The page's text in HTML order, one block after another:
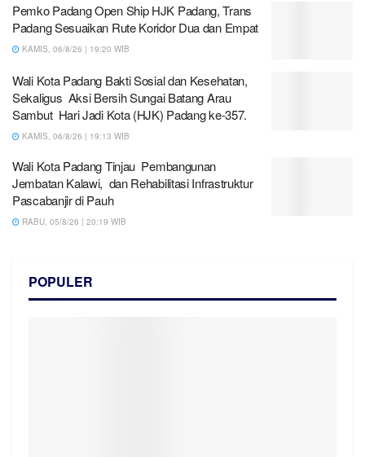
Pemko Padang Open Ship HJK Padang, Trans
Padang Sesuaikan Rute Koridor Dua dan Empat
KAMIS, 06/8/26 | 19:20 WIB
Wali Kota Padang Bakti Sosial dan Kesehatan,
Sekaligus Aksi Bersih Sungai Batang Arau
Sambut Hari Jadi Kota (HJK) Padang ke-357.
KAMIS, 06/8/26 | 19:13 WIB
Wali Kota Padang Tinjau Pembangunan
Jembatan Kalawi, dan Rehabilitasi Infrastruktur
Pascabanjir di Pauh
RABU, 05/8/26 | 20:19 WIB
POPULER